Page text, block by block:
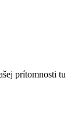
prítomnosti tu